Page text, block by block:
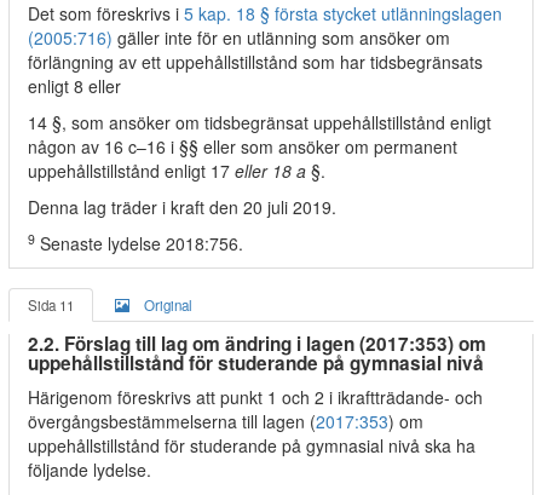
Det som föreskrivs i 5 kap. 18 § första stycket utlänningslagen
(2005:716) gäller inte för en utlänning som ansöker om
förlängning av ett uppehållstillstånd som har tidsbegränsats
enligt 8 eller
14 §, som ansöker om tidsbegränsat uppehållstillstånd enligt
någon av 16 c–16 i §§ eller som ansöker om permanent
uppehållstillstånd enligt 17 eller 18 a §.
Denna lag träder i kraft den 20 juli 2019.
9 Senaste lydelse 2018:756.
Sida 11 Original
2.2. Förslag till lag om ändring i lagen (2017:353) om
uppehållstillstånd för studerande på gymnasial nivå
Härigenom föreskrivs att punkt 1 och 2 i ikraftträdande- och
övergångsbestämmelserna till lagen (2017:353) om
uppehållstillstånd för studerande på gymnasial nivå ska ha
följande lydelse.